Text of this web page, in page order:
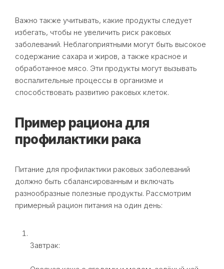
Важно также учитывать, какие продукты следует
избегать, чтобы не увеличить риск раковых
заболеваний. Неблагоприятными могут быть высокое
содержание сахара и жиров, а также красное и
обработанное мясо. Эти продукты могут вызывать
воспалительные процессы в организме и
способствовать развитию раковых клеток.
Пример рациона для
профилактики рака
Питание для профилактики раковых заболеваний
должно быть сбалансированным и включать
разнообразные полезные продукты. Рассмотрим
примерный рацион питания на один день:
Завтрак: